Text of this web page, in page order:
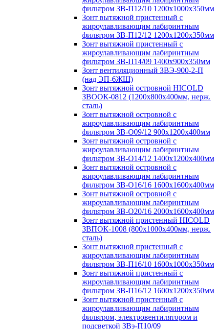
фильтром ЗВ-П12/10 1200х1000х350мм
Зонт вытяжной пристенный с
жироулавливающим лабиринтным
фильтром ЗВ-П12/12 1200х1200х350мм
Зонт вытяжной пристенный с
жироулавливающим лабиринтным
фильтром ЗВ-П14/09 1400х900х350мм
Зонт вентиляционный ЗВЭ-900-2-П
(над ЭП-6ЖШ)
Зонт вытяжной островной HICOLD
ЗВООК-0812 (1200х800x400мм, нерж.
сталь)
Зонт вытяжной островной с
жироулавливающим лабиринтным
фильтром ЗВ-О09/12 900х1200х400мм
Зонт вытяжной островной с
жироулавливающим лабиринтным
фильтром ЗВ-О14/12 1400х1200х400мм
Зонт вытяжной островной с
жироулавливающим лабиринтным
фильтром ЗВ-О16/16 1600х1600х400мм
Зонт вытяжной островной с
жироулавливающим лабиринтным
фильтром ЗВ-О20/16 2000х1600х400мм
Зонт вытяжной пристенный HICOLD
ЗВПОК-1008 (800х1000х400мм, нерж.
сталь)
Зонт вытяжной пристенный с
жироулавливающим лабиринтным
фильтром ЗВ-П16/10 1600х1000х350мм
Зонт вытяжной пристенный с
жироулавливающим лабиринтным
фильтром ЗВ-П16/12 1600х1200х350мм
Зонт вытяжной пристенный с
жироулавливающим лабиринтным
фильтром, электровентилятором и
подсветкой ЗВэ-П10/09